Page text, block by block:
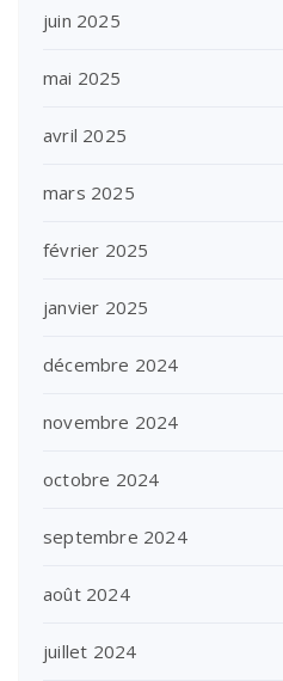
juin 2025
mai 2025
avril 2025
mars 2025
février 2025
janvier 2025
décembre 2024
novembre 2024
octobre 2024
septembre 2024
août 2024
juillet 2024